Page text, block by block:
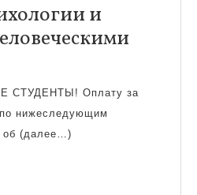
и
СТУДЕНТЫ! Оплату за
по нижеследующим
об (далее…)